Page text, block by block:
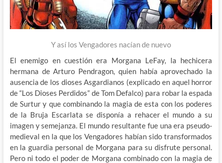
Y así los Vengadores nacían de nuevo
El enemigo en cuestión era Morgana LeFay, la hechicera
hermana de Arturo Pendragon, quien había aprovechado la
ausencia de los dioses Asgardianos (explicado en aquel horror
de “Los Dioses Perdidos” de Tom Defalco) para robar la espada
de Surtur y que combinando la magia de esta con los poderes
de la Bruja Escarlata se disponía a rehacer el mundo a su
imagen y semejanza. El mundo resultante fue una era pseudo-
medieval en la que los Vengadores habían sido transformados
en la guardia personal de Morgana para su disfrute personal.
Pero ni todo el poder de Morgana combinado con la magia de